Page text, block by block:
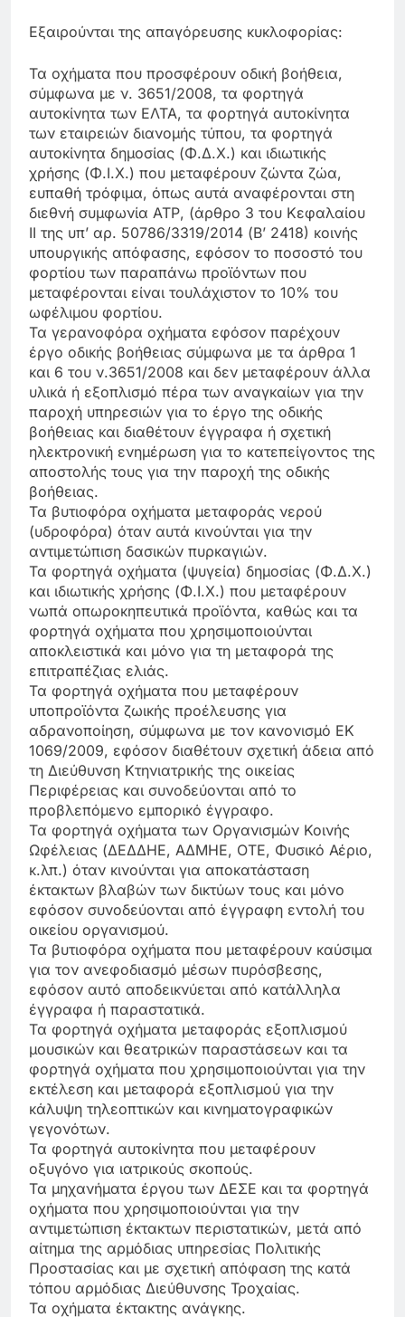
Εξαιρούνται της απαγόρευσης κυκλοφορίας:
Τα οχήματα που προσφέρουν οδική βοήθεια,
σύμφωνα με ν. 3651/2008, τα φορτηγά
αυτοκίνητα των ΕΛΤΑ, τα φορτηγά αυτοκίνητα
των εταιρειών διανομής τύπου, τα φορτηγά
αυτοκίνητα δημοσίας (Φ.Δ.Χ.) και ιδιωτικής
χρήσης (Φ.Ι.Χ.) που μεταφέρουν ζώντα ζώα,
ευπαθή τρόφιμα, όπως αυτά αναφέρονται στη
διεθνή συμφωνία ΑΤΡ, (άρθρο 3 του Κεφαλαίου
ΙΙ της υπ’ αρ. 50786/3319/2014 (Β’ 2418) κοινής
υπουργικής απόφασης, εφόσον το ποσοστό του
φορτίου των παραπάνω προϊόντων που
μεταφέρονται είναι τουλάχιστον το 10% του
ωφέλιμου φορτίου.
Τα γερανοφόρα οχήματα εφόσον παρέχουν
έργο οδικής βοήθειας σύμφωνα με τα άρθρα 1
και 6 του ν.3651/2008 και δεν μεταφέρουν άλλα
υλικά ή εξοπλισμό πέρα των αναγκαίων για την
παροχή υπηρεσιών για το έργο της οδικής
βοήθειας και διαθέτουν έγγραφα ή σχετική
ηλεκτρονική ενημέρωση για το κατεπείγοντος της
αποστολής τους για την παροχή της οδικής
βοήθειας.
Τα βυτιοφόρα οχήματα μεταφοράς νερού
(υδροφόρα) όταν αυτά κινούνται για την
αντιμετώπιση δασικών πυρκαγιών.
Τα φορτηγά οχήματα (ψυγεία) δημοσίας (Φ.Δ.Χ.)
και ιδιωτικής χρήσης (Φ.Ι.Χ.) που μεταφέρουν
νωπά οπωροκηπευτικά προϊόντα, καθώς και τα
φορτηγά οχήματα που χρησιμοποιούνται
αποκλειστικά και μόνο για τη μεταφορά της
επιτραπέζιας ελιάς.
Τα φορτηγά οχήματα που μεταφέρουν
υποπροϊόντα ζωικής προέλευσης για
αδρανοποίηση, σύμφωνα με τον κανονισμό ΕΚ
1069/2009, εφόσον διαθέτουν σχετική άδεια από
τη Διεύθυνση Κτηνιατρικής της οικείας
Περιφέρειας και συνοδεύονται από το
προβλεπόμενο εμπορικό έγγραφο.
Τα φορτηγά οχήματα των Οργανισμών Κοινής
Ωφέλειας (ΔΕΔΔΗΕ, ΑΔΜΗΕ, ΟΤΕ, Φυσικό Αέριο,
κ.λπ.) όταν κινούνται για αποκατάσταση
έκτακτων βλαβών των δικτύων τους και μόνο
εφόσον συνοδεύονται από έγγραφη εντολή του
οικείου οργανισμού.
Τα βυτιοφόρα οχήματα που μεταφέρουν καύσιμα
για τον ανεφοδιασμό μέσων πυρόσβεσης,
εφόσον αυτό αποδεικνύεται από κατάλληλα
έγγραφα ή παραστατικά.
Τα φορτηγά οχήματα μεταφοράς εξοπλισμού
μουσικών και θεατρικών παραστάσεων και τα
φορτηγά οχήματα που χρησιμοποιούνται για την
εκτέλεση και μεταφορά εξοπλισμού για την
κάλυψη τηλεοπτικών και κινηματογραφικών
γεγονότων.
Τα φορτηγά αυτοκίνητα που μεταφέρουν
οξυγόνο για ιατρικούς σκοπούς.
Τα μηχανήματα έργου των ΔΕΣΕ και τα φορτηγά
οχήματα που χρησιμοποιούνται για την
αντιμετώπιση έκτακτων περιστατικών, μετά από
αίτημα της αρμόδιας υπηρεσίας Πολιτικής
Προστασίας και με σχετική απόφαση της κατά
τόπου αρμόδιας Διεύθυνσης Τροχαίας.
Τα οχήματα έκτακτης ανάγκης.